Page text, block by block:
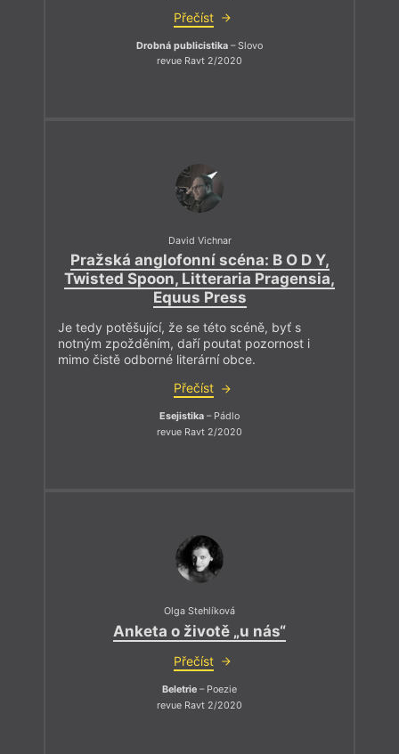
Přečíst
Drobná publicistika – Slovo
revue Ravt 2/2020
David Vichnar
Pražská anglofonní scéna: B O D Y,
Twisted Spoon, Litteraria Pragensia,
Equus Press
Je tedy potěšující, že se této scéně, byť s
notným zpožděním, daří poutat pozornost i
mimo čistě odborné literární obce.
Přečíst
Esejistika – Pádlo
revue Ravt 2/2020
Olga Stehlíková
Anketa o životě „u nás“
Přečíst
Beletrie – Poezie
revue Ravt 2/2020